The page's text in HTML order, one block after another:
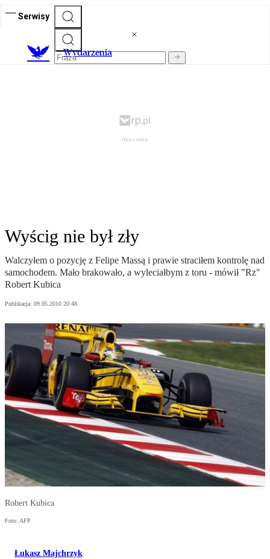
Serwisy
Wydarzenia
Wyścig nie był zły
Walczyłem o pozycję z Felipe Massą i prawie straciłem kontrolę nad
samochodem. Mało brakowało, a wyleciałbym z toru - mówił "Rz"
Robert Kubica
Publikacja: 09.05.2010 20:48
Robert Kubica
Foto: AFP
Łukasz Majchrzyk